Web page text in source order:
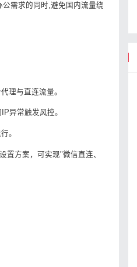
需求的同时,避免国内流量绕
理与直连流量。
异常触发风控。
。
置方案，可实现"微信直连、